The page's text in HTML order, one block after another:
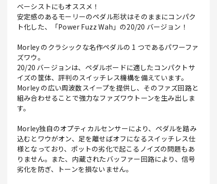
ベーシストにもオススメ！
安定感のあるモーリーのペダル形状はそのままにコンパク
ト化した、「Power Fuzz Wah」の20/20 バージョン！
Morley のクラシックな名作ペダルの 1 つであるパワーファ
ズワウ。
20/20 バージョンは、ペダルボードに適したコンパクトサ
イズの筐体、評判のスイッチレス機構を備えています。
Morley の広い周波数スイープを提供し、そのファズ回路と
組み合わせることで強力なファズワウトーンを生み出しま
す。
Morley独自のオプティカルセンサーにより、ペダルを踏み
込むとワウがオン、足を離せばオフになるスイッチレス仕
様となっており、ポットの劣化で起こるノイズの問題もあ
りません。また、内蔵されたバッファー回路により、信号
劣化を防ぎ、トーンを損ないません。